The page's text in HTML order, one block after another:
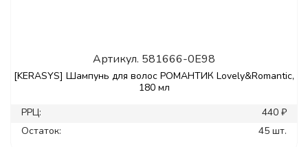
Артикул. 581666-0E98
[KERASYS] Шампунь для волос РОМАНТИК Lovely&Romantic,
180 мл
РРЦ:
440 ₽
Остаток:
45 шт.